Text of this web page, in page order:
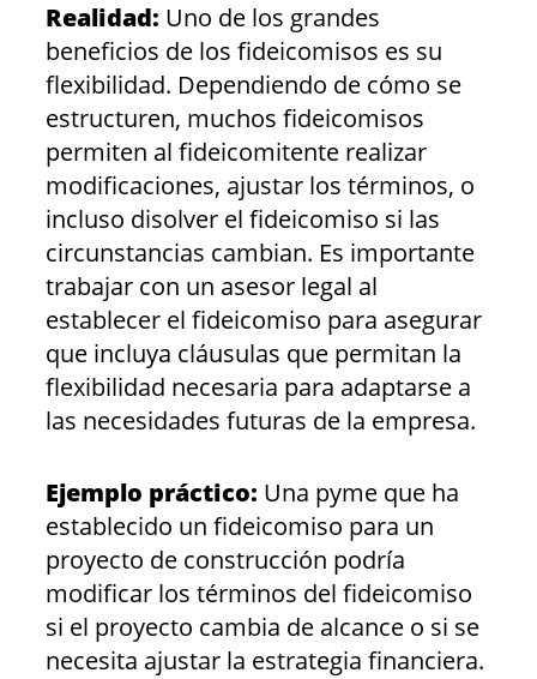
Realidad: Uno de los grandes
beneficios de los fideicomisos es su
flexibilidad. Dependiendo de cómo se
estructuren, muchos fideicomisos
permiten al fideicomitente realizar
modificaciones, ajustar los términos, o
incluso disolver el fideicomiso si las
circunstancias cambian. Es importante
trabajar con un asesor legal al
establecer el fideicomiso para asegurar
que incluya cláusulas que permitan la
flexibilidad necesaria para adaptarse a
las necesidades futuras de la empresa.
Ejemplo práctico: Una pyme que ha
establecido un fideicomiso para un
proyecto de construcción podría
modificar los términos del fideicomiso
si el proyecto cambia de alcance o si se
necesita ajustar la estrategia financiera.